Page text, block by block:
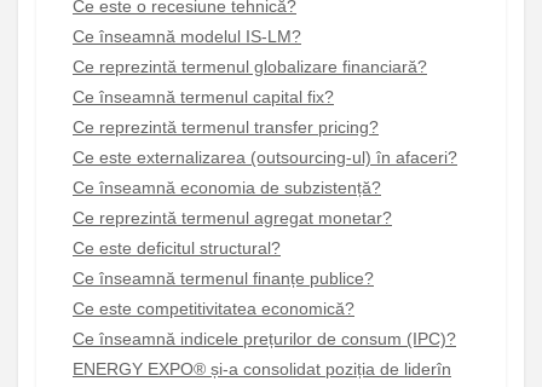
Ce este o recesiune tehnică?
Ce înseamnă modelul IS-LM?
Ce reprezintă termenul globalizare financiară?
Ce înseamnă termenul capital fix?
Ce reprezintă termenul transfer pricing?
Ce este externalizarea (outsourcing-ul) în afaceri?
Ce înseamnă economia de subzistență?
Ce reprezintă termenul agregat monetar?
Ce este deficitul structural?
Ce înseamnă termenul finanțe publice?
Ce este competitivitatea economică?
Ce înseamnă indicele prețurilor de consum (IPC)?
ENERGY EXPO® și-a consolidat poziția de liderîn